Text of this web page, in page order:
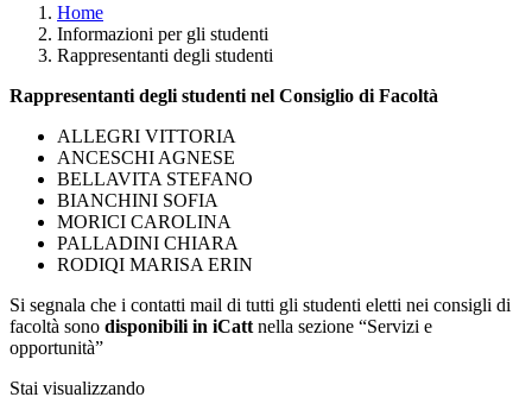
Home
Informazioni per gli studenti
Rappresentanti degli studenti
Rappresentanti degli studenti nel Consiglio di Facoltà
ALLEGRI VITTORIA
ANCESCHI AGNESE
BELLAVITA STEFANO
BIANCHINI SOFIA
MORICI CAROLINA
PALLADINI CHIARA
RODIQI MARISA ERIN
Si segnala che i contatti mail di tutti gli studenti eletti nei consigli di
facoltà sono disponibili in iCatt nella sezione “Servizi e
opportunità”
Stai visualizzando